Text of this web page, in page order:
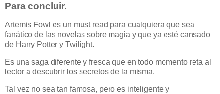
Para concluir.
Artemis Fowl es un must read para cualquiera que sea
fanático de las novelas sobre magia y que ya esté cansado
de Harry Potter y Twilight.
Es una saga diferente y fresca que en todo momento reta al
lector a descubrir los secretos de la misma.
Tal vez no sea tan famosa, pero es inteligente y